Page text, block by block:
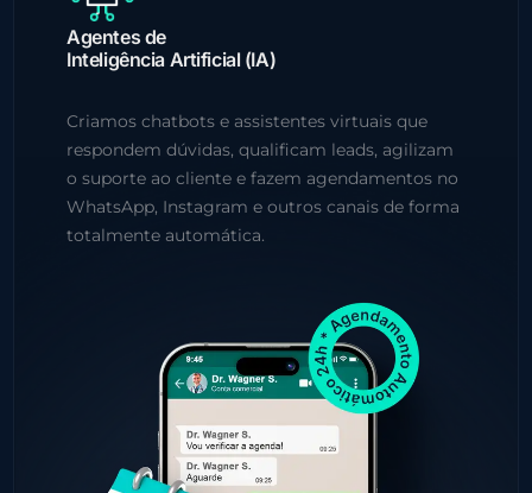
Agentes de
Inteligência Artificial (IA)
Criamos chatbots e assistentes virtuais que
respondem dúvidas, qualificam leads, agilizam
o suporte ao cliente e fazem agendamentos no
WhatsApp, Instagram e outros canais de forma
totalmente automática.